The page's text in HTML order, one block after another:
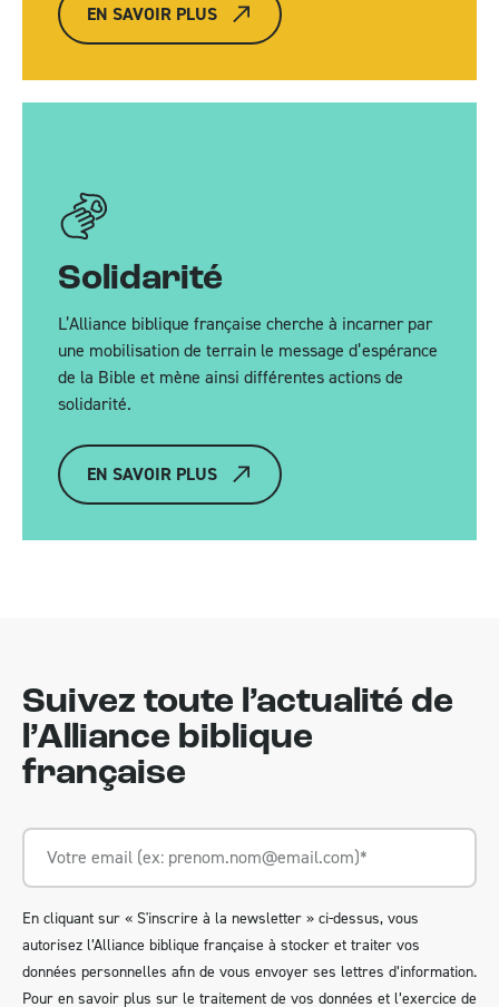
EN SAVOIR PLUS
Solidarité
L’Alliance biblique française cherche à incarner par
une mobilisation de terrain le message d’espérance
de la Bible et mène ainsi différentes actions de
solidarité.
EN SAVOIR PLUS
Suivez toute l’actualité de
l’Alliance biblique
française
En cliquant sur « S'inscrire à la newsletter » ci-dessus, vous
autorisez l’Alliance biblique française à stocker et traiter vos
données personnelles afin de vous envoyer ses lettres d’information.
Pour en savoir plus sur le traitement de vos données et l’exercice de